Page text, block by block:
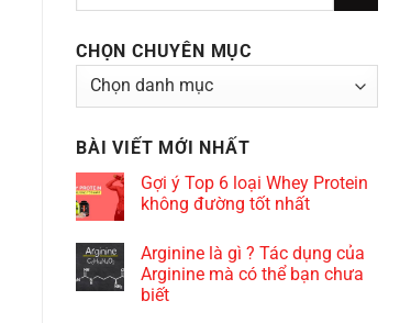
CHỌN CHUYÊN MỤC
Chọn
BÀI VIẾT MỚI NHẤT
Gợi ý Top 6 loại Whey Protein
không đường tốt nhất
Arginine là gì ? Tác dụng của
Arginine mà có thể bạn chưa
biết